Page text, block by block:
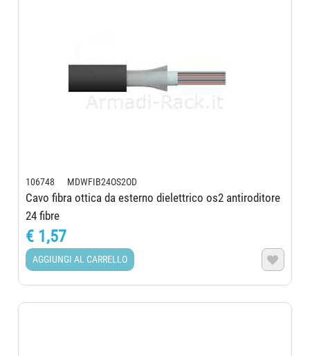
106748 MDWFIB24OS2OD
Cavo fibra ottica da esterno dielettrico os2 antiroditore
24 fibre
€ 1,57
AGGIUNGI AL CARRELLO 